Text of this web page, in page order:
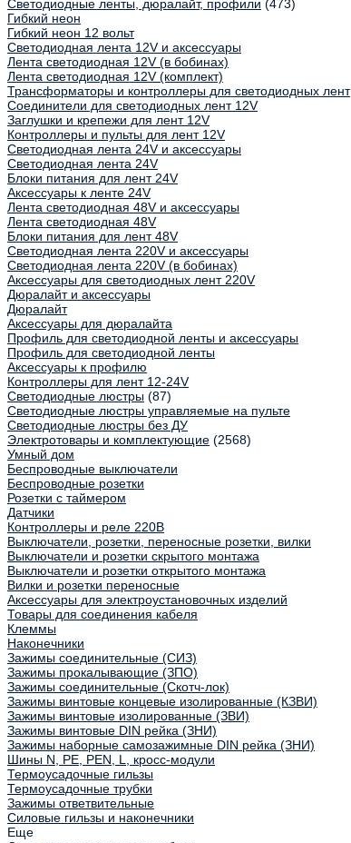
Светодиодные ленты, дюралайт, профили (473)
Гибкий неон
Гибкий неон 12 вольт
Светодиодная лента 12V и аксессуары
Лента светодиодная 12V (в бобинах)
Лента светодиодная 12V (комплект)
Трансформаторы и контроллеры для светодиодных лент
Соединители для светодиодных лент 12V
Заглушки и крепежи для лент 12V
Контроллеры и пульты для лент 12V
Светодиодная лента 24V и аксессуары
Светодиодная лента 24V
Блоки питания для лент 24V
Аксессуары к ленте 24V
Лента светодиодная 48V и аксессуары
Лента светодиодная 48V
Блоки питания для лент 48V
Светодиодная лента 220V и аксессуары
Светодиодная лента 220V (в бобинах)
Аксессуары для светодиодных лент 220V
Дюралайт и аксессуары
Дюралайт
Аксессуары для дюралайта
Профиль для светодиодной ленты и аксессуары
Профиль для светодиодной ленты
Аксессуары к профилю
Контроллеры для лент 12-24V
Светодиодные люстры (87)
Светодиодные люстры управляемые на пульте
Светодиодные люстры без ДУ
Электротовары и комплектующие (2568)
Умный дом
Беспроводные выключатели
Беспроводные розетки
Розетки с таймером
Датчики
Контроллеры и реле 220В
Выключатели, розетки, переносные розетки, вилки
Выключатели и розетки скрытого монтажа
Выключатели и розетки открытого монтажа
Вилки и розетки переносные
Аксессуары для электроустановочных изделий
Товары для соединения кабеля
Клеммы
Наконечники
Зажимы соединительные (СИЗ)
Зажимы прокалывающие (ЗПО)
Зажимы соединительные (Скотч-лок)
Зажимы винтовые концевые изолированные (КЗВИ)
Зажимы винтовые изолированные (ЗВИ)
Зажимы винтовые DIN рейка (ЗНИ)
Зажимы наборные самозажимные DIN рейка (ЗНИ)
Шины N, PE, PEN, L, кросс-модули
Термоусадочные гильзы
Термоусадочные трубки
Зажимы ответвительные
Силовые гильзы и наконечники
Еще